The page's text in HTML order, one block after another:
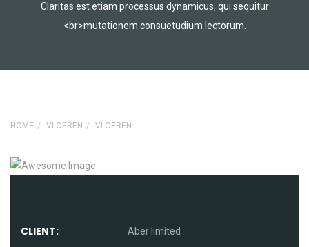
Claritas est etiam processus dynamicus, qui sequitur
<br>mutationem consuetudium lectorum.
HOME VLOEREN VLOEREN
CLIENT: Aber limited